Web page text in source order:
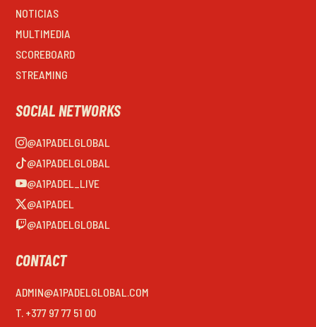
NOTICIAS
MULTIMEDIA
SCOREBOARD
STREAMING
SOCIAL NETWORKS
@A1PADELGLOBAL
@A1PADELGLOBAL
@A1PADEL_LIVE
@A1PADEL
@A1PADELGLOBAL
CONTACT
ADMIN@A1PADELGLOBAL.COM
T. +377 97 77 51 00